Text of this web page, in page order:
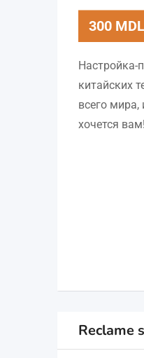
300 MDL
китайских
всего
хочется вам!
Reclame